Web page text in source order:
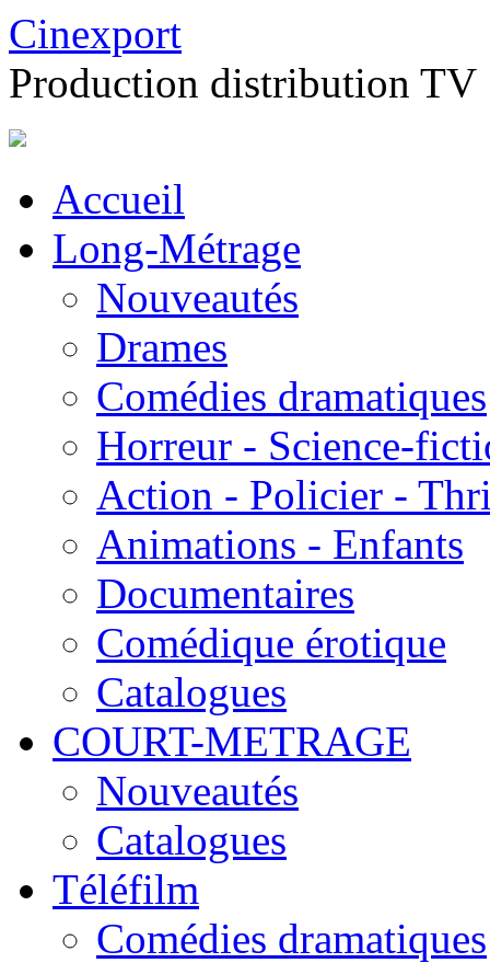
Cinexport
Production distribution TV
Accueil
Long-Métrage
Nouveautés
Drames
Comédies dramatiques
Horreur - Science-
Action - Policier -
Animations - Enfants
Documentaires
Comédique érotique
Catalogues
COURT-METRAGE
Nouveautés
Catalogues
Téléfilm
Comédies dramatiques